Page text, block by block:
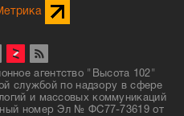
агентство "Высота 102"
службой по надзору в сфере
и массовых коммуникаций
номер Эл № ФС77-73619 от